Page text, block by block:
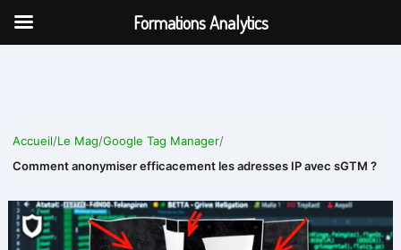
Aller
Accueil/Le Mag/Google Tag Manager/
Comment anonymiser efficacement les adresses IP avec sGTM ?
Formations Analytics